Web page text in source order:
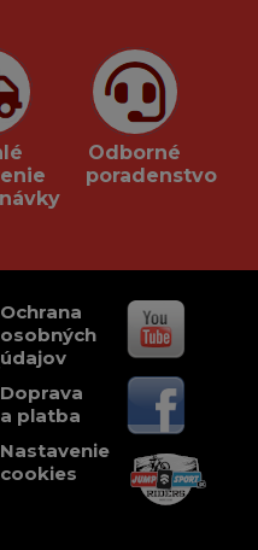
Odborné
poradenstvo
Ochrana
osobných
údajov
Doprava
a platba
Nastavenie
cookies